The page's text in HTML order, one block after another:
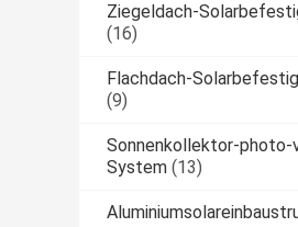
Ziegeldach-
(16)
Flachdach-
(9)
Sonnenkollektor-photo-
System (13)